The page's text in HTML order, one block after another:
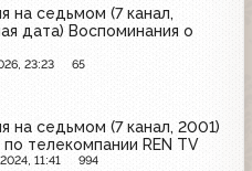
на седьмом (7 канал,
дата) Воспоминания о
23:23 65
на седьмом (7 канал, 2001)
по телекомпании REN TV
11:41 994